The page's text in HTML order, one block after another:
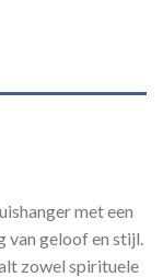
met een
van geloof en stijl.
zowel spirituele